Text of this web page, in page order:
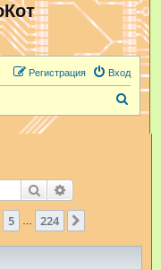
Вход
Регистрация
Поиск
224
5 224